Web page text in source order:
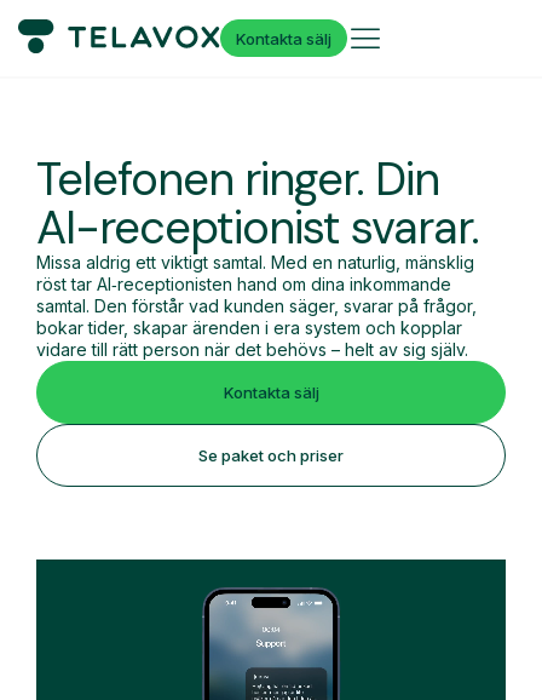
Kontakta sälj
Telefonen ringer. Din
AI-receptionist svarar.
Missa aldrig ett viktigt samtal. Med en naturlig, mänsklig
röst tar AI‑receptionisten hand om dina inkommande
samtal. Den förstår vad kunden säger, svarar på frågor,
bokar tider, skapar ärenden i era system och kopplar
vidare till rätt person när det behövs – helt av sig själv.
Kontakta sälj
Se paket och priser